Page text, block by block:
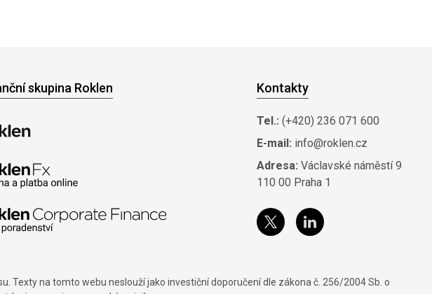
skupina Roklen Kontakty
Tel.: (+420) 236 071 600
E-mail: info@roklen.cz
Adresa: Václavské náměstí 9
110 00 Praha 1
Texty na tomto webu neslouží jako investiční doporučení dle zákona č. 256/2004 Sb. o